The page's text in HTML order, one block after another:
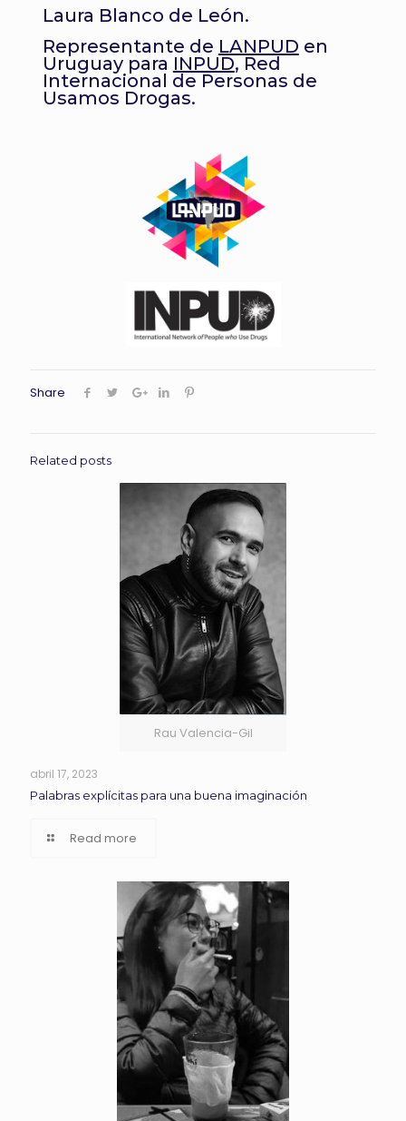
Laura Blanco de León.
Representante de LANPUD en
Uruguay para INPUD, Red
Internacional de Personas de
Usamos Drogas.
Share
Related posts
Rau Valencia-Gil
abril 17, 2023
Palabras explícitas para una buena imaginación
Read more